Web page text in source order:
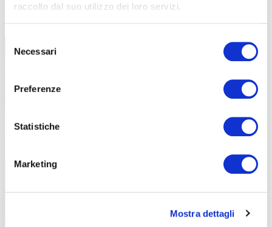
raccolto dal suo utilizzo dei loro servizi.
delNecessari
Preferenze
Statistiche
Marketing
Mostra dettagli
TUTTE LE CATEGORIE DEL MAGAZINE